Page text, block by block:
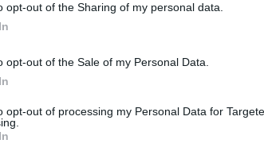
opt-out of the Sharing of my personal data.
opt-out of the Sale of my Personal Data.
opt-out of processing my Personal Data for
egyszerű lesz megálljt parancsolni a spameknek.
funkció érkezik a Google
visszaállítási eszköz forradalmasítja a Google